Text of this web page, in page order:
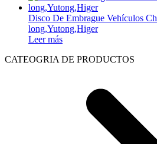
Disco De Embrague Vehículos
long,Yutong,Higer
Leer más
CATEOGRIA DE PRODUCTOS